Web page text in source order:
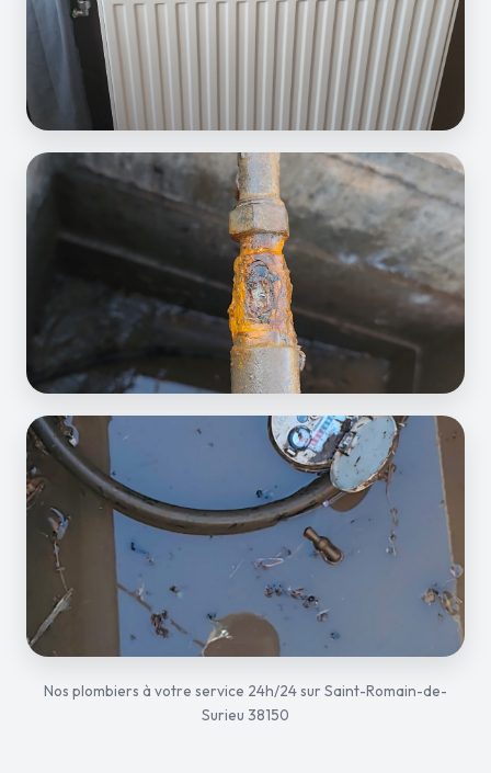
Nos plombiers à votre service 24h/24 sur Saint-Romain-de-
Surieu 38150